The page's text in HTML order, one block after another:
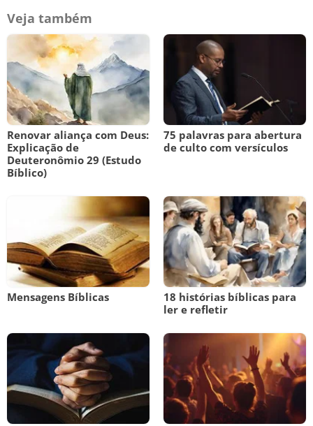
Veja também
Renovar aliança com Deus:
Explicação de
Deuteronômio 29 (Estudo
Bíblico)
75 palavras para abertura
de culto com versículos
Mensagens Bíblicas
18 histórias bíblicas para
ler e refletir